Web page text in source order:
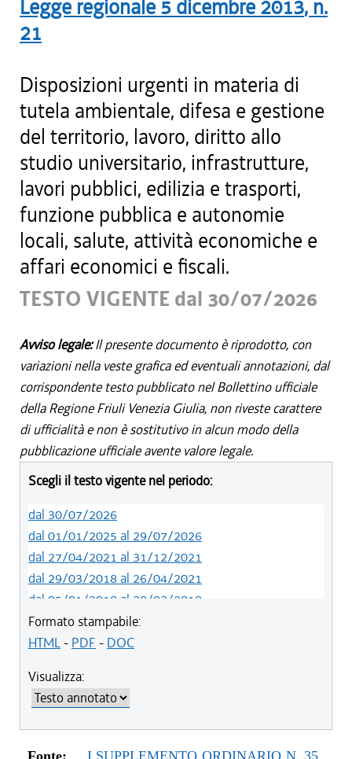
Legge regionale 5 dicembre 2013, n.
21
Disposizioni urgenti in materia di
tutela ambientale, difesa e gestione
del territorio, lavoro, diritto allo
studio universitario, infrastrutture,
lavori pubblici, edilizia e trasporti,
funzione pubblica e autonomie
locali, salute, attività economiche e
affari economici e fiscali.
TESTO VIGENTE dal 30/07/2026
Avviso legale:Il presente documento è riprodotto, con
variazioni nella veste grafica ed eventuali annotazioni, dal
corrispondente testo pubblicato nel Bollettino ufficiale
della Regione Friuli Venezia Giulia, non riveste carattere
di ufficialità e non è sostitutivo in alcun modo della
pubblicazione ufficiale avente valore legale.
Scegli il testo vigente nel periodo:
dal 30/07/2026
dal 01/01/2025 al 29/07/2026
dal 27/04/2021 al 31/12/2021
dal 29/03/2018 al 26/04/2021
dal 05/01/2018 al 28/03/2018
dal 01/01/2018 al 04/01/2018
dal 26/10/2017 al 31/12/2017
dal 15/12/2016 al 14/04/2017
dal 01/01/2016 al 14/12/2016
dal 11/08/2015 al 31/12/2015
dal 21/05/2015 al 10/08/2015
Formato stampabile:
HTML- PDF - DOC
Visualizza:
Fonte:
I SUPPLEMENTO ORDINARIO N. 35